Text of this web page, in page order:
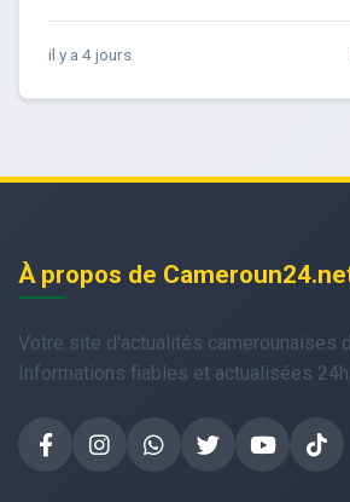
il y a 4 jours
À propos de
Votre site d'actualités camerounaises
Informations fiables et actualisées